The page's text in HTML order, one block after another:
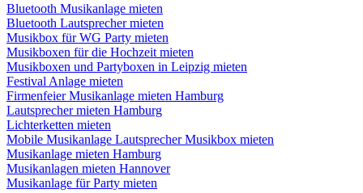
Bluetooth Musikanlage mieten
Bluetooth Lautsprecher mieten
Musikbox für WG Party mieten
Musikboxen für die Hochzeit mieten
Musikboxen und Partyboxen in Leipzig mieten
Festival Anlage mieten
Firmenfeier Musikanlage mieten Hamburg
Lautsprecher mieten Hamburg
Lichterketten mieten
Mobile Musikanlage Lautsprecher Musikbox mieten
Musikanlage mieten Hamburg
Musikanlagen mieten Hannover
Musikanlage für Party mieten